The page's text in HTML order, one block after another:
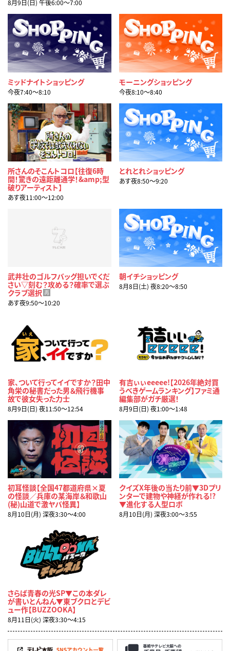
8月9日(日) 午後6:00〜7:00
ミッドナイトショッピング
今夜7:40〜8:10
モーニングショッピング
今夜8:10〜8:40
所さんのそこんトコロ【往復6時
間！驚きの遠距離通学！&amp;型
破りアーティスト】
あす夜11:00〜12:00
とれとれショッピング
あす夜8:50〜9:20
武井壮のゴルフバッグ担いでくだ
さい▽刻む？攻める？確率で選ぶ
クラブ選択 再
あす夜9:50〜10:20
朝イチショッピング
8月8日(土) 夜8:20〜8:50
家、ついて行ってイイですか？田中
角栄の秘書だった男＆飛行機事
故で彼女失った力士
8月9日(日) 夜11:50〜12:54
有吉ぃぃeeeee!【2026年絶対買
うべきゲームランキング】ファミ通
編集部がガチ厳選！
8月9日(日) 夜1:00〜1:48
初耳怪談【全国47都道府県×夏
の怪談／兵庫の某海岸＆和歌山
(秘)山道で激ヤバ怪異】
8月10日(月) 深夜3:30〜4:00
クイズX年後の当たり前▼3Dプリ
ンターで建物や神経が作れる!?
▼進化する人型ロボ
8月10日(月) 深夜3:00〜3:55
さらば青春の光SP▼この本ダレ
が書いとんねん▼東ブクロとデビ
ュー作【BUZZOOKA】
8月11日(火) 深夜3:30〜4:15